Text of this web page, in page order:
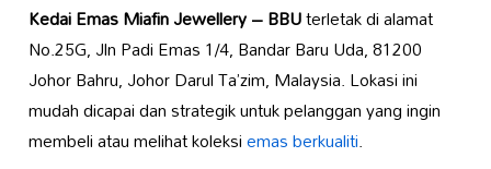
Kedai Emas Miafin Jewellery – BBUterletak di alamat
No.25G, Jln Padi Emas 1/4, Bandar Baru Uda, 81200
Johor Bahru, Johor Darul Ta’zim, Malaysia. Lokasi ini
mudah dicapai dan strategik untuk pelanggan yang ingin
membeli atau melihat koleksiemas berkualiti.